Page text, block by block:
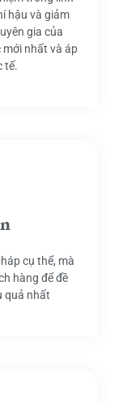
hậu và giảm
gia của
nhất và áp
tế.
cụ thể, mà
hàng để đề
quả nhất